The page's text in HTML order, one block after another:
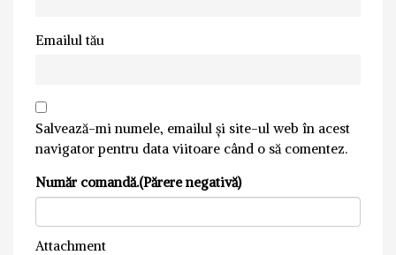
Emailul tău
Salvează-mi numele, emailul și site-ul web în acest
navigator pentru data viitoare când o să comentez.
Număr comandă.(Părere negativă)
Attachment